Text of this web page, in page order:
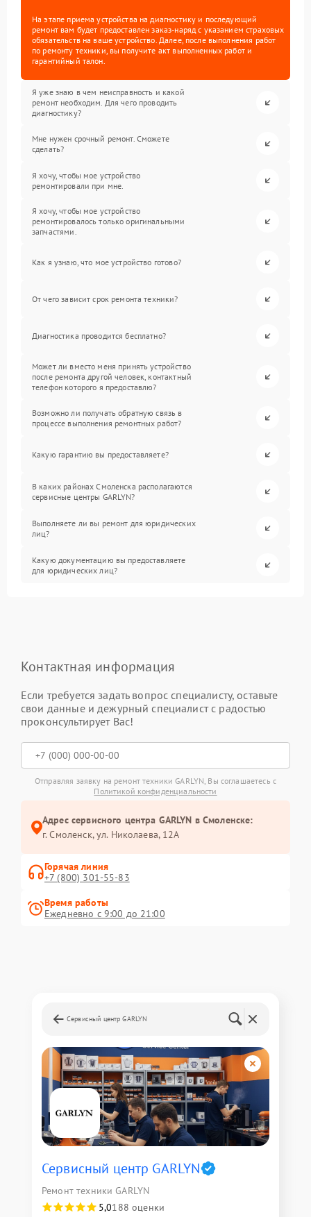
На этапе приема устройства на диагностику и последующий
ремонт вам будет предоставлен заказ-наряд с указанием страховых
обязательств на ваше устройство. Далее, после выполнения работ
по ремонту техники, вы получите акт выполненных работ и
гарантийный талон.
Я уже знаю в чем неисправность и какой
ремонт необходим. Для чего проводить
диагностику?
Мне нужен срочный ремонт. Сможете
сделать?
Я хочу, чтобы мое устройство
ремонтировали при мне.
Я хочу, чтобы мое устройство
ремонтировалось только оригинальными
запчастями.
Как я узнаю, что мое устройство готово?
От чего зависит срок ремонта техники?
Диагностика проводится бесплатно?
Может ли вместо меня принять устройство
после ремонта другой человек, контактный
телефон которого я предоставлю?
Возможно ли получать обратную связь в
процессе выполнения ремонтных работ?
Какую гарантию вы предоставляете?
В каких районах Смоленска располагаются
сервисные центры GARLYN?
Выполняете ли вы ремонт для юридических
лиц?
Какую документацию вы предоставляете
для юридических лиц?
Контактная информация
Если требуется задать вопрос специалисту, оставьте
свои данные и дежурный специалист с радостью
проконсультирует Вас!
Отправляя заявку на ремонт техники GARLYN, Вы соглашаетесь с
Политикой конфиденциальности
Адрес сервисного центра GARLYN в Смоленске:
г. Смоленск, ул. Николаева, 12А
Горячая линия
+7 (800) 301-55-83
Время работы
Ежедневно с 9:00 до 21:00
Сервисный центр GARLYN
Сервисный центр GARLYN
Ремонт техники GARLYN
5,0188 оценки